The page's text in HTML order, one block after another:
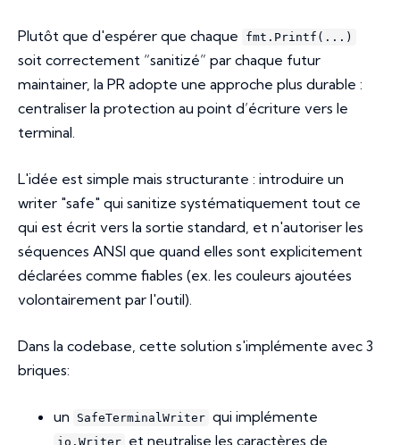
Plutôt que d'espérer que chaque fmt.Printf(...)
soit correctement “sanitizé” par chaque futur
maintainer, la PR adopte une approche plus durable :
centraliser la protection au point d’écriture vers le
terminal.
L'idée est simple mais structurante : introduire un
writer "safe" qui sanitize systématiquement tout ce
qui est écrit vers la sortie standard, et n'autoriser les
séquences ANSI que quand elles sont explicitement
déclarées comme fiables (ex. les couleurs ajoutées
volontairement par l'outil).
Dans la codebase, cette solution s'implémente avec 3
briques:
un SafeTerminalWriter qui implémente
io.Writer et neutralise les caractères de